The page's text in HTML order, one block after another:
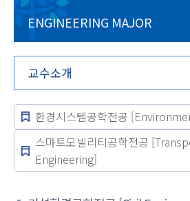
ENGINEERING MAJOR
교수소개
환경시스템공학전공
스마트모빌리티공학전공
Engineering]